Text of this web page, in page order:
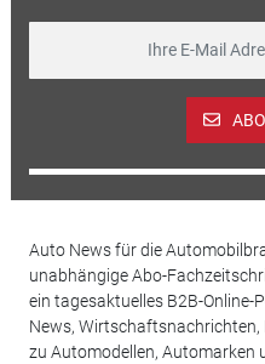
Auto News für die
unabhängige Abo-
ein tagesaktuelles B2B-Online-
News, Wirtschaftsnachrichten,
zu Automodellen, Automarken